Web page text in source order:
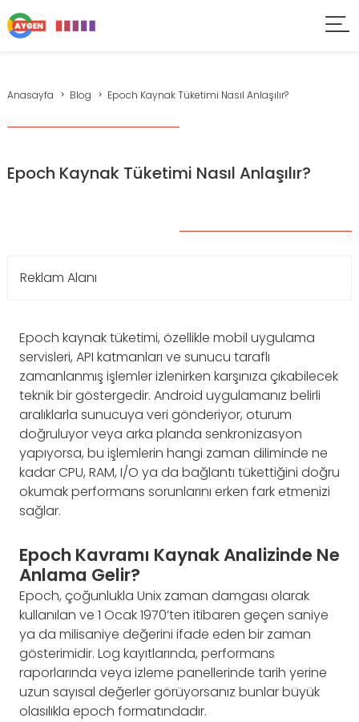
Anasayfa Blog Epoch Kaynak Tüketimi Nasıl Anlaşılır?
Epoch Kaynak Tüketimi Nasıl Anlaşılır?
Reklam Alanı
Epoch kaynak tüketimi, özellikle mobil uygulama
servisleri, API katmanları ve sunucu taraflı
zamanlanmış işlemler izlenirken karşınıza çıkabilecek
teknik bir göstergedir. Android uygulamanız belirli
aralıklarla sunucuya veri gönderiyor, oturum
doğruluyor veya arka planda senkronizasyon
yapıyorsa, bu işlemlerin hangi zaman diliminde ne
kadar CPU, RAM, I/O ya da bağlantı tükettiğini doğru
okumak performans sorunlarını erken fark etmenizi
sağlar.
Epoch Kavramı Kaynak Analizinde Ne
Anlama Gelir?
Epoch, çoğunlukla Unix zaman damgası olarak
kullanılan ve 1 Ocak 1970’ten itibaren geçen saniye
ya da milisaniye değerini ifade eden bir zaman
gösterimidir. Log kayıtlarında, performans
raporlarında veya izleme panellerinde tarih yerine
uzun sayısal değerler görüyorsanız bunlar büyük
olasılıkla epoch formatındadır.